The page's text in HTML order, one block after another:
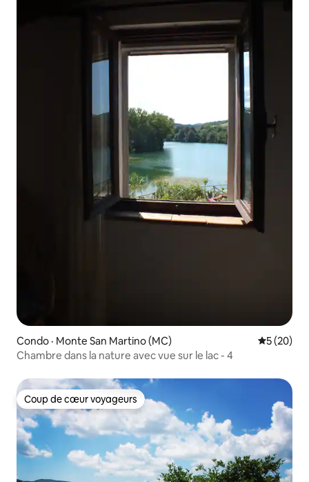
Condo · Monte San Martino (MC) Note
5 (20)
Chambre dans la nature avec vue sur le lac - 4
Coup de cœur voyageurs
Coup de cœur voyageurs